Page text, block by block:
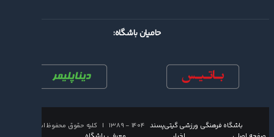
حامیان باشگاه:
باشگاه فرهنگی ورزشی گیتی‌پسند۱۴۰۴ - ۱۳۸۹ | کلیه حقوق محفوظ است